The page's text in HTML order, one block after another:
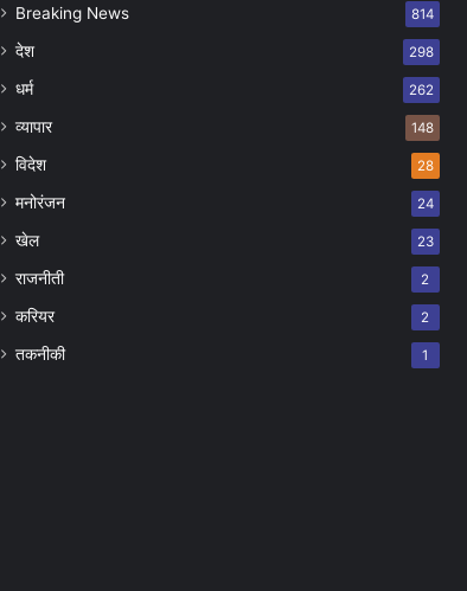
Breaking News 814
देश 298
धर्म 262
व्यापार 148
विदेश 28
मनोरंजन 24
खेल 23
राजनीती 2
करियर 2
तकनीकी 1